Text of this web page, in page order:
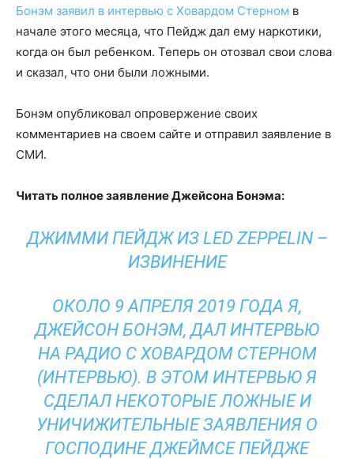
Бонэм заявил в интервью с Ховардом Стерном в
начале этого месяца, что Пейдж дал ему наркотики,
когда он был ребенком. Теперь он отозвал свои слова
и сказал, что они были ложными.
Бонэм опубликовал опровержение своих
комментариев на своем сайте и отправил заявление в
СМИ.
Читать полное заявление Джейсона Бонэма:
ДЖИММИ ПЕЙДЖ ИЗ LED ZEPPELIN –
ИЗВИНЕНИЕ
ОКОЛО 9 АПРЕЛЯ 2019 ГОДА Я,
ДЖЕЙСОН БОНЭМ, ДАЛ ИНТЕРВЬЮ
НА РАДИО С ХОВАРДОМ СТЕРНОМ
(ИНТЕРВЬЮ). В ЭТОМ ИНТЕРВЬЮ Я
СДЕЛАЛ НЕКОТОРЫЕ ЛОЖНЫЕ И
УНИЧИЖИТЕЛЬНЫЕ ЗАЯВЛЕНИЯ О
ГОСПОДИНЕ ДЖЕЙМСЕ ПЕЙДЖЕ